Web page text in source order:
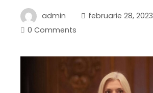
admin
februarie 28, 2023
0 Comments